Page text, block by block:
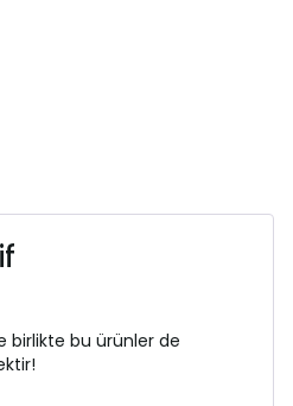
birlikte bu ürünler de